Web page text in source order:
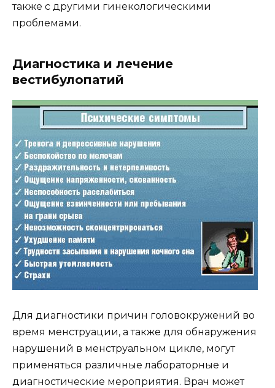
также с другими гинекологическими
проблемами.
Диагностика и лечение
вестибулопатий
Для диагностики причин головокружений во
время менструации, а также для обнаружения
нарушений в менструальном цикле, могут
применяться различные лабораторные и
диагностические мероприятия. Врач может